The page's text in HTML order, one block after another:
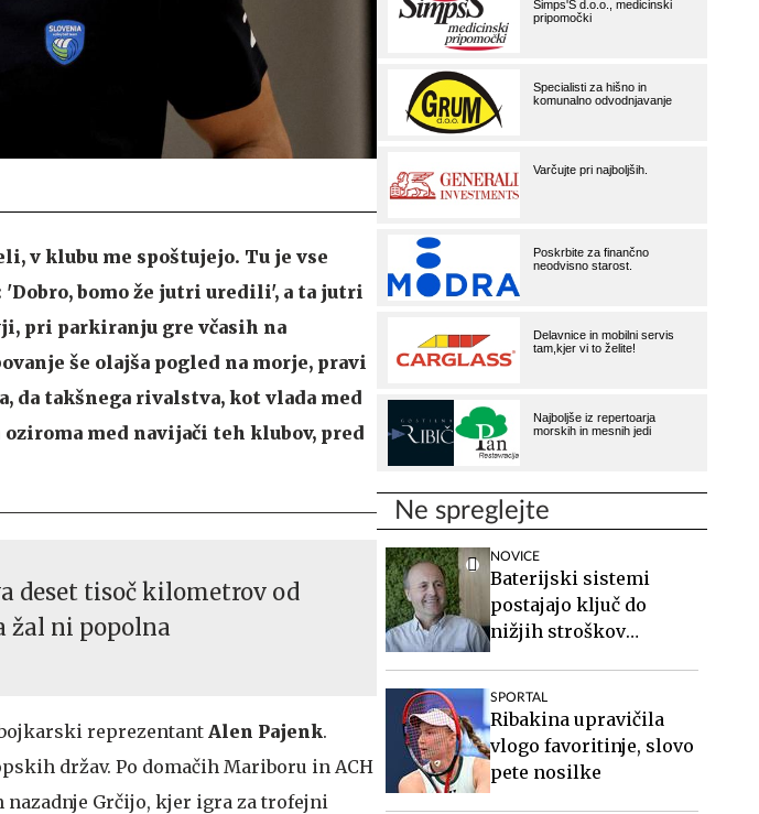
v klubu me spoštujejo. Tu je vse
'Dobro, bomo že jutri uredili', a ta jutri
pri parkiranju gre včasih na
še olajša pogled na morje, pravi
da takšnega rivalstva, kot vlada med
med navijači teh klubov, pred
deset tisoč kilometrov od
žal ni popolna
reprezentant Alen Pajenk.
držav. Po domačih Mariboru in ACH
Grčijo, kjer igra za trofejni
Ne spreglejte
NOVICE
Baterijski sistemi
postajajo ključ do
nižjih stroškov
SPORTAL
Ribakina upravičila
vlogo favoritinje, slovo
pete nosilke